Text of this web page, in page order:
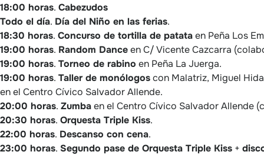
18:00 horas. Cabezudos
Todo el día. Día del Niño en las ferias.
18:30 horas. Concurso de tortilla de patataen Peña Los
19:00 horas. Random Danceen C/ Vicente Cazcarra
19:00 horas. Torneo de rabino en Peña La Juerga.
19:00 horas. Taller de monólogoscon Malatriz, Miguel
en el Centro Cívico Salvador Allende.
20:00 horas. Zumbaen el Centro Cívico Salvador Allende
20:30 horas. Orquesta Triple Kiss.
22:00 horas. Descanso con cena.
23:00 horas. Segundo pase de Orquesta Triple Kiss +